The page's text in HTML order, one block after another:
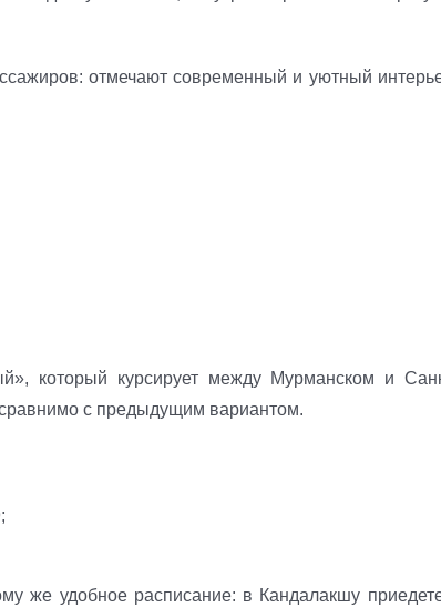
отмечают современный и уютный
который курсирует между Мурманском и
с предыдущим вариантом.
же удобное расписание: в Кандалакшу